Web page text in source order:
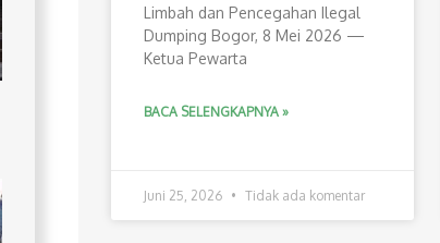
Limbah dan Pencegahan Ilegal
Dumping Bogor, 8 Mei 2026 —
Ketua Pewarta
BACA SELENGKAPNYA »
Juni 25, 2026 Tidak ada komentar